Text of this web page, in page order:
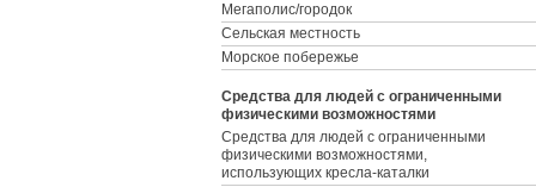
Мегаполис/городок
Сельская местность
Морское побережье
Средства для людей с ограниченными
физическими возможностями
Средства для людей с ограниченными
физическими возможностями,
использующих кресла-каталки